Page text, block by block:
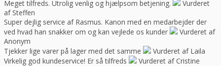
Meget tilfreds. Utrolig venlig og hjælpsom betjening.
Vurderet
af Steffen
Super dejlig service af Rasmus. Kanon med en medarbejder der
ved hvad han snakker om og kan vejlede os kunder
Vurderet af
Anonym
Tjekker lige varer på lager med det samme
Vurderet af Laila
Virkelig god kundeservice! Er så tilfreds
Vurderet af Cristine